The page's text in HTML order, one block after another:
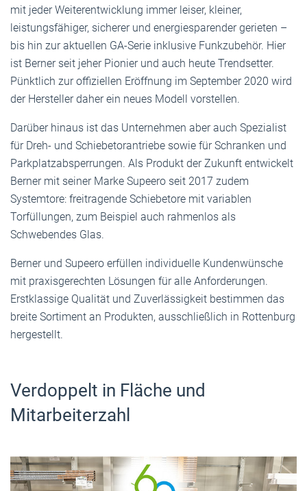
mit jeder Weiterentwicklung immer leiser, kleiner,
leistungsfähiger, sicherer und energiesparender gerieten –
bis hin zur aktuellen GA-Serie inklusive Funkzubehör. Hier
ist Berner seit jeher Pionier und auch heute Trendsetter.
Pünktlich zur offiziellen Eröffnung im September 2020 wird
der Hersteller daher ein neues Modell vorstellen.
Darüber hinaus ist das Unternehmen aber auch Spezialist
für Dreh- und Schiebetorantriebe sowie für Schranken und
Parkplatzabsperrungen. Als Produkt der Zukunft entwickelt
Berner mit seiner Marke Supeero seit 2017 zudem
Systemtore: freitragende Schiebetore mit variablen
Torfüllungen, zum Beispiel auch rahmenlos als
Schwebendes Glas.
Berner und Supeero erfüllen individuelle Kundenwünsche
mit praxisgerechten Lösungen für alle Anforderungen.
Erstklassige Qualität und Zuverlässigkeit bestimmen das
breite Sortiment an Produkten, ausschließlich in Rottenburg
hergestellt.
Verdoppelt in Fläche und
Mitarbeiterzahl